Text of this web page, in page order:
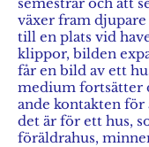
växer fram
till en plats vid
klippor, bilden
får en bild av ett
medium fortsätter
ande kontakten för
det är för ett hus,
föräldrahus,